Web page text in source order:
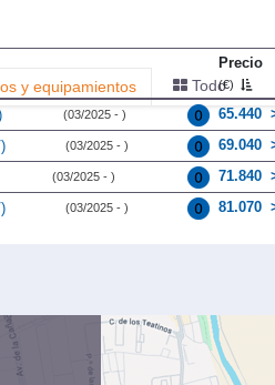
y equipamientos Todo
Precio
(€)
(03/2025 - ) 65.440
(03/2025 - ) 69.040
(03/2025 - ) 71.840
(03/2025 - ) 81.070